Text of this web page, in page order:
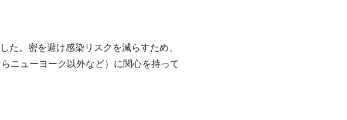
。密を避け感染リスクを減らすため、
ニューヨーク以外など）に関心を持って